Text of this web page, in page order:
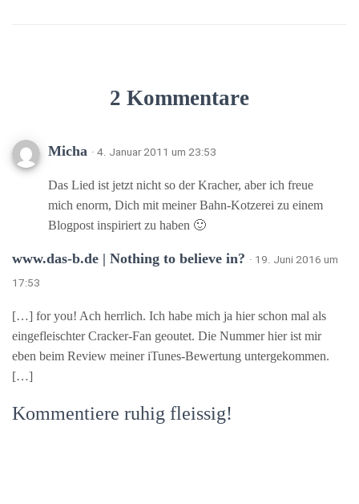
2 Kommentare
Micha · 4. Januar 2011 um 23:53
Das Lied ist jetzt nicht so der Kracher, aber ich freue
mich enorm, Dich mit meiner Bahn-Kotzerei zu einem
Blogpost inspiriert zu haben 🙂
www.das-b.de | Nothing to believe in? · 19. Juni 2016 um
17:53
[…] for you! Ach herrlich. Ich habe mich ja hier schon mal als
eingefleischter Cracker-Fan geoutet. Die Nummer hier ist mir
eben beim Review meiner iTunes-Bewertung untergekommen.
[…]
Kommentiere ruhig fleissig!